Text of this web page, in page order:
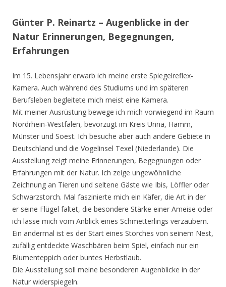
Günter P. Reinartz – Augenblicke in der
Natur Erinnerungen, Begegnungen,
Erfahrungen
Im 15. Lebensjahr erwarb ich meine erste Spiegelreflex-
Kamera. Auch während des Studiums und im späteren
Berufsleben begleitete mich meist eine Kamera.
Mit meiner Ausrüstung bewege ich mich vorwiegend im Raum
Nordrhein-Westfalen, bevorzugt im Kreis Unna, Hamm,
Münster und Soest. Ich besuche aber auch andere Gebiete in
Deutschland und die Vogelinsel Texel (Niederlande). Die
Ausstellung zeigt meine Erinnerungen, Begegnungen oder
Erfahrungen mit der Natur. Ich zeige ungewöhnliche
Zeichnung an Tieren und seltene Gäste wie Ibis, Löffler oder
Schwarzstorch. Mal faszinierte mich ein Käfer, die Art in der
er seine Flügel faltet, die besondere Stärke einer Ameise oder
ich lasse mich vom Anblick eines Schmetterlings verzaubern.
Ein andermal ist es der Start eines Storches von seinem Nest,
zufällig entdeckte Waschbären beim Spiel, einfach nur ein
Blumenteppich oder buntes Herbstlaub.
Die Ausstellung soll meine besonderen Augenblicke in der
Natur widerspiegeln.